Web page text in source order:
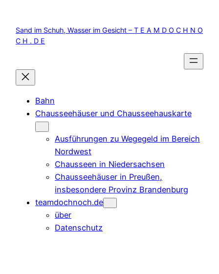
springen
Sand im Schuh, Wasser im Gesicht – T E A M D O C H N O
C H . D E
Bahn
Chausseehäuser und Chausseehauskarte
Ausführungen zu Wegegeld im Bereich
Nordwest
Chausseen in Niedersachsen
Chausseehäuser in Preußen,
insbesondere Provinz Brandenburg
teamdochnoch.de
über
Datenschutz